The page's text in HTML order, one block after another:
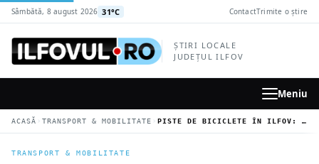
conținutul
Sâmbătă, 8 august 2026 31°C ContactTrimite o știre
ȘTIRI LOCALE
JUDEȚUL ILFOV
Meniu
ACASĂ › TRANSPORT & MOBILITATE › PISTE DE BICICLETE ÎN ILFOV: PROIECTE ȘI REALITATE
TRANSPORT & MOBILITATE